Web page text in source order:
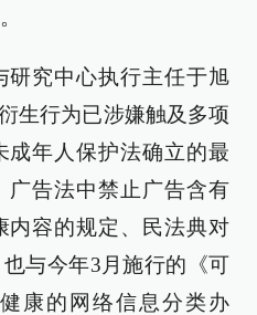
研究中心执行主任于旭
生行为已涉嫌触及多项
成年人保护法确立的最
广告法中禁止广告含有
内容的规定、民法典对
与今年3月施行的《可
康的网络信息分类办